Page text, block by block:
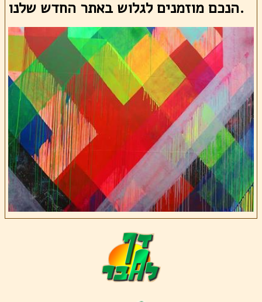
הנכם מוזמנים לגלוש באתר החדש שלנו.